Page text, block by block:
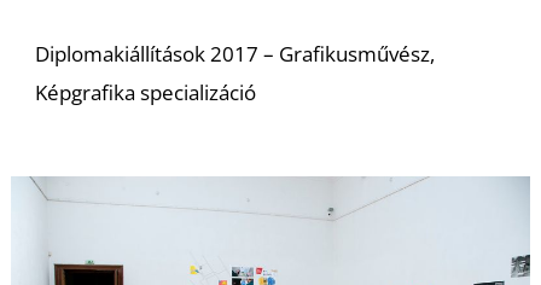
Diplomakiállítások 2017 – Grafikusművész,
Képgrafika specializáció